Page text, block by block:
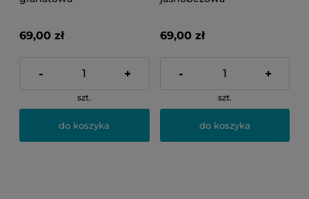
69,00 zł
- +
szt.
do koszyka
69,00 zł
- +
szt.
do koszyka